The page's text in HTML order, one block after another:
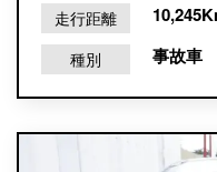
走行距離
種別 事故車